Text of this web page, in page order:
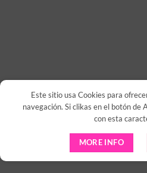
Este sitio usa Cookies para
navegación. Si clikas en el botón de
con esta
MORE INFO